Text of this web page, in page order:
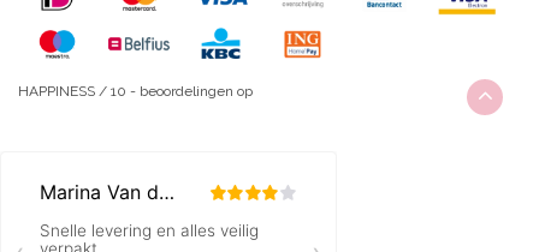
HAPPINESS / 10 - beoordelingen op